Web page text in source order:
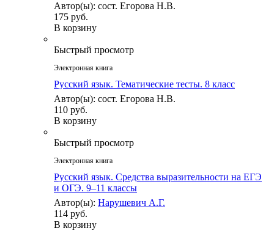
Автор(ы): сост. Егорова Н.В.
175 руб.
В корзину
Быстрый просмотр
Электронная книга
Русский язык. Тематические тесты. 8 класс
Автор(ы): сост. Егорова Н.В.
110 руб.
В корзину
Быстрый просмотр
Электронная книга
Русский язык. Средства выразительности на ЕГЭ
и ОГЭ. 9–11 классы
Автор(ы): Нарушевич А.Г.
114 руб.
В корзину